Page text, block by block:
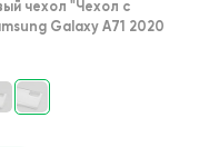
чехол "Чехол с
Galaxy A71 2020